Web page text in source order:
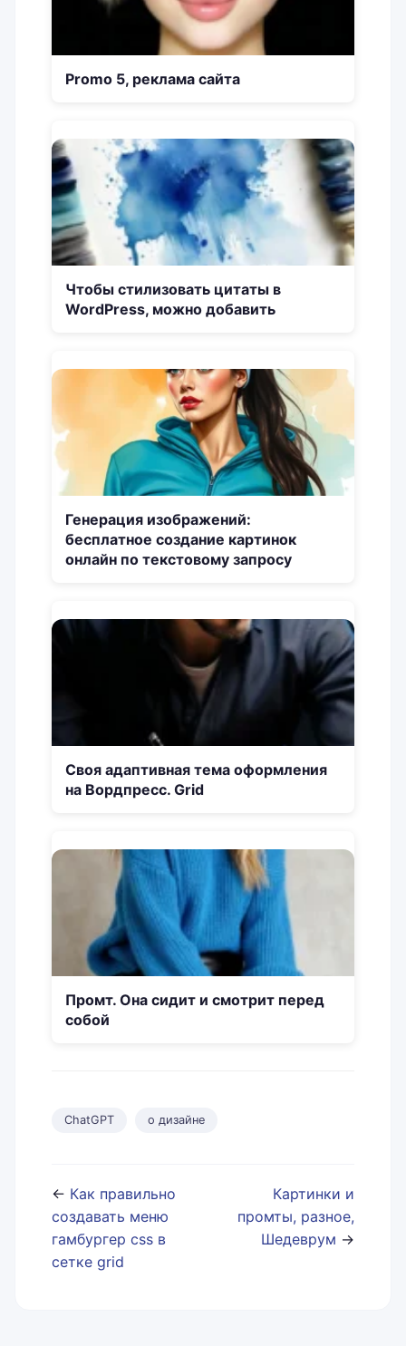
Promo 5, реклама сайта
Чтобы стилизовать цитаты в
WordPress, можно добавить
Генерация изображений:
бесплатное создание картинок
онлайн по текстовому запросу
Своя адаптивная тема оформления
на Вордпресс. Grid
Промт. Она сидит и смотрит перед
собой
ChatGPT о дизайне
← Как правильно
создавать меню
гамбургер css в
сетке grid
Картинки и
промты, разное,
Шедеврум →